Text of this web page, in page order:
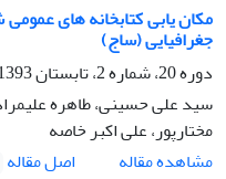
مکان یابی کتابخانه های
جغرافیایی (ساج)
دوره 20، شماره 2، تابستان 1393، صفحه
سید علی حسینی، طاهره
مختارپور، علی اکبر خاصه
مشاهده مقاله
اصل مقاله